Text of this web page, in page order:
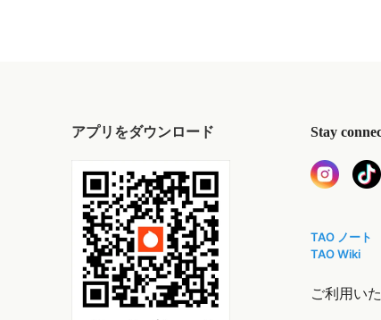
アプリをダウンロード Stay
TAO ノート
TAO Wiki
ご利用い